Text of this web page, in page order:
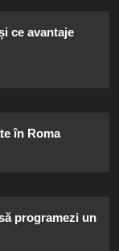
ce avantaje
în Roma
programezi un